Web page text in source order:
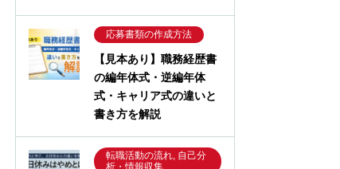
応募書類の作成方法
【見本あり】職務経歴書
の編年体式・逆編年体
式・キャリア式の違いと
書き方を解説
転職活動の流れ, 自己分
析・情報収集